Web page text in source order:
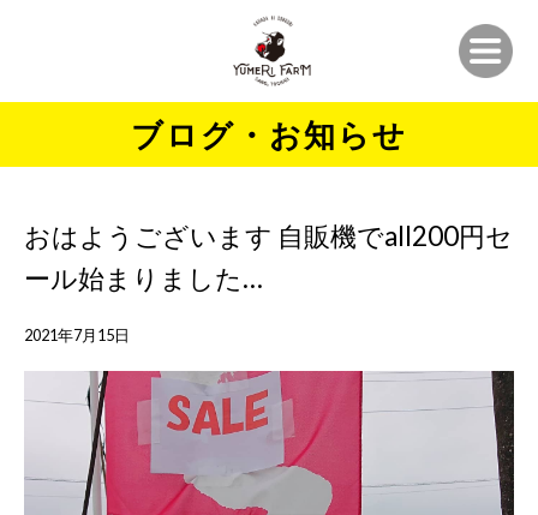
ブログ・お知らせ
おはようございます 自販機でall200円セ
ール始まりました…
2021年7月15日